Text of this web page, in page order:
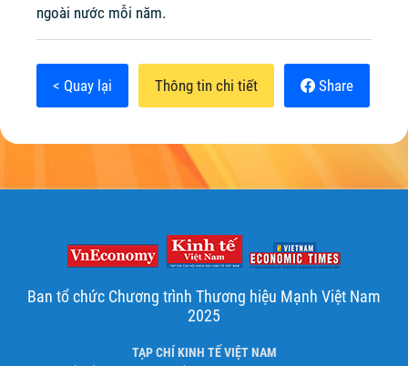
ngoài nước mỗi năm.
< Quay lại Thông tin chi tiết Share
Ban tổ chức Chương trình Thương hiệu Mạnh Việt Nam
2025
TẠP CHÍ KINH TẾ VIỆT NAM